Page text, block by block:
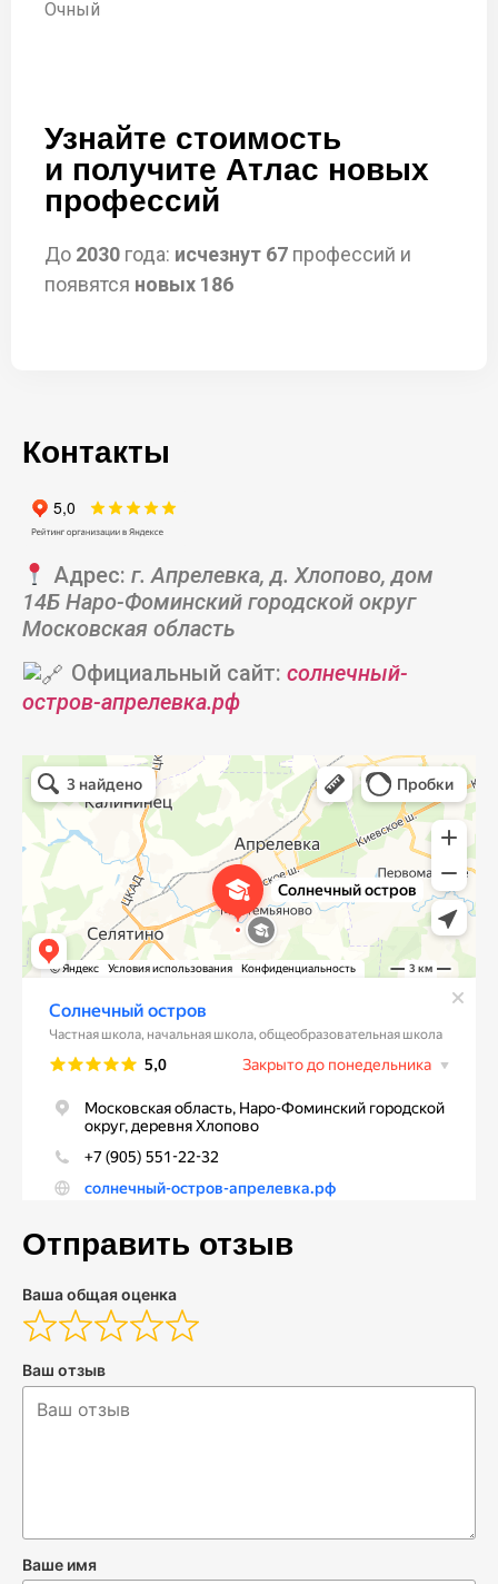
Очный
Узнайте стоимость
и получите Атлас новых
профессий
До 2030 года: исчезнут 67 профессий и
появятся новых 186
Контакты
Адрес: г. Апрелевка, д. Хлопово, дом
14Б Наро-Фоминский городской округ
Московская область
Официальный сайт: солнечный-
остров-апрелевка.рф
Солнечный остров
Частная школа в Москве и Московской области
Начальная школа в Москве и Московской области
Отправить отзыв
Ваша общая оценка
Ваш отзыв
Ваше имя